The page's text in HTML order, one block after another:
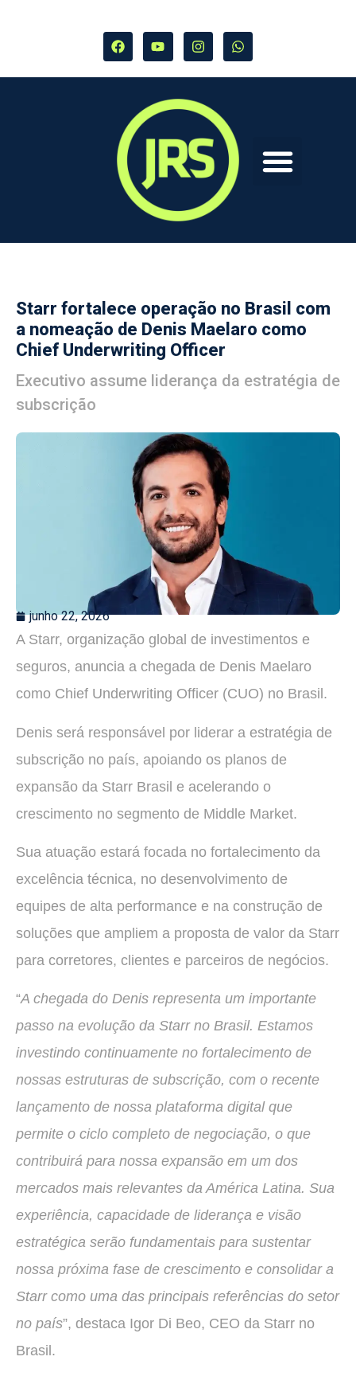
Starr fortalece operação no Brasil com
a nomeação de Denis Maelaro como
Chief Underwriting Officer
Executivo assume liderança da estratégia de
subscrição
junho 22, 2026
A Starr, organização global de investimentos e
seguros, anuncia a chegada de Denis Maelaro
como Chief Underwriting Officer (CUO) no Brasil.
Denis será responsável por liderar a estratégia de
subscrição no país, apoiando os planos de
expansão da Starr Brasil e acelerando o
crescimento no segmento de Middle Market.
Sua atuação estará focada no fortalecimento da
excelência técnica, no desenvolvimento de
equipes de alta performance e na construção de
soluções que ampliem a proposta de valor da Starr
para corretores, clientes e parceiros de negócios.
“A chegada do Denis representa um importante
passo na evolução da Starr no Brasil. Estamos
investindo continuamente no fortalecimento de
nossas estruturas de subscrição, com o recente
lançamento de nossa plataforma digital que
permite o ciclo completo de negociação, o que
contribuirá para nossa expansão em um dos
mercados mais relevantes da América Latina. Sua
experiência, capacidade de liderança e visão
estratégica serão fundamentais para sustentar
nossa próxima fase de crescimento e consolidar a
Starr como uma das principais referências do setor
no país”, destaca Igor Di Beo, CEO da Starr no
Brasil.